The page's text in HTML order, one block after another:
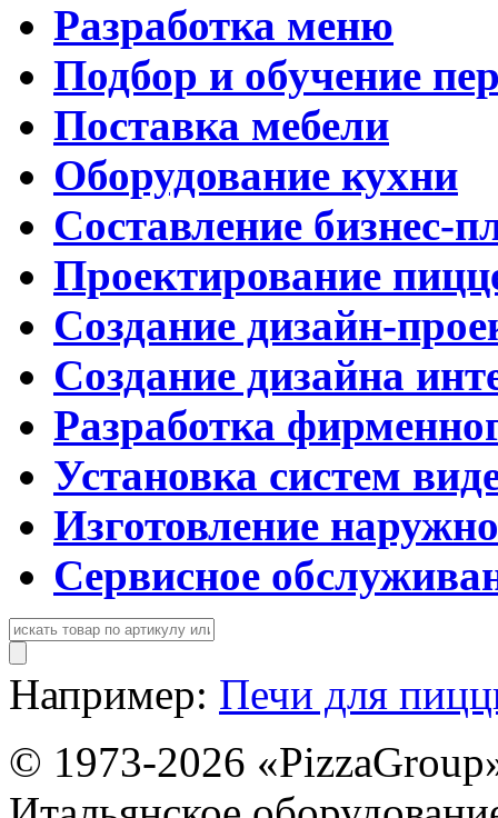
Разработка меню
Подбор и обучение
Поставка мебели
Оборудование кухни
Составление бизнес-
Проектирование
Создание дизайн-
Создание дизайна
Разработка
Установка систем
Изготовление
Сервисное
Например: Печи для
© 1973-2026